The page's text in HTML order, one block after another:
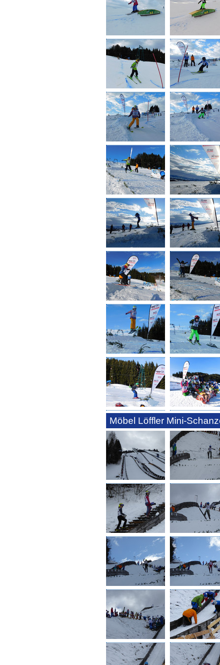
Möbel Löffler Mini-